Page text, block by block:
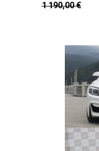
1 190,00 €